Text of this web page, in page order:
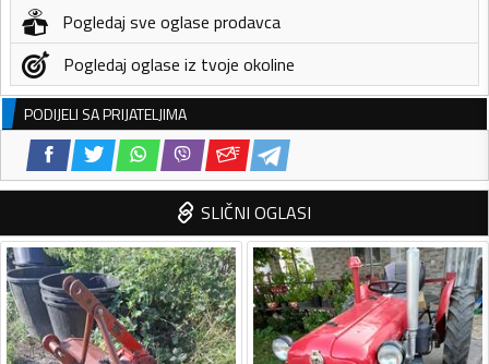
Pogledaj sve oglase prodavca
Pogledaj oglase iz tvoje okoline
PODIJELI SA PRIJATELJIMA
SLIČNI OGLASI